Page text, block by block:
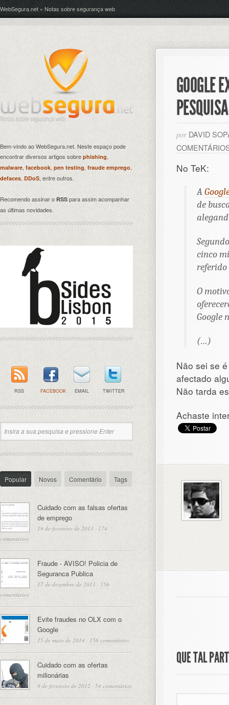
WebSegura.net » Notas sobre segurança web
GOOGLE
por DAVID
No TeK:
A
de
cinco
O
Google
(…)
Não sei se
afectado
Não tarda
Achaste
QUE TAL
Bem-vindo ao WebSegura.net. Neste espaço pode
encontrar diversos artigos sobre phishing,
malware, facebook, pen testing fraude emprego,
defaces, DDoS, entre outros.
Recomendo assinar o RSS para assim acompanhar
as últimas novidades.
RSS FACEBOOK EMAIL TWITTER
Popular Novos Comentário Tags
Cuidado com as falsas ofertas
de emprego
19 de fevereiro de 2013 · 174
comentários
Fraude - AVISO! Policia de
Seguranca Publica
17 de dezembro de 2011 · 156
comentários
Evite fraudes no OLX com o
Google
15 de maio de 2014 · 156 comentários
Cuidado com as ofertas
milionárias
9 de fevereiro de 2012 · 54 comentários